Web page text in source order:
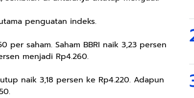
penguatan indeks.
per saham. Saham BBRI naik 3,23 persen
menjadi Rp4.260.
naik 3,18 persen ke Rp4.220. Adapun